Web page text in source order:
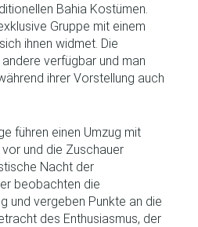
Bahia Kostümen.
Gruppe mit einem
ihnen widmet. Die
verfügbar und man
ihrer Vorstellung auch
führen einen Umzug mit
und die Zuschauer
Nacht der
beobachten die
und vergeben Punkte an die
des Enthusiasmus, der